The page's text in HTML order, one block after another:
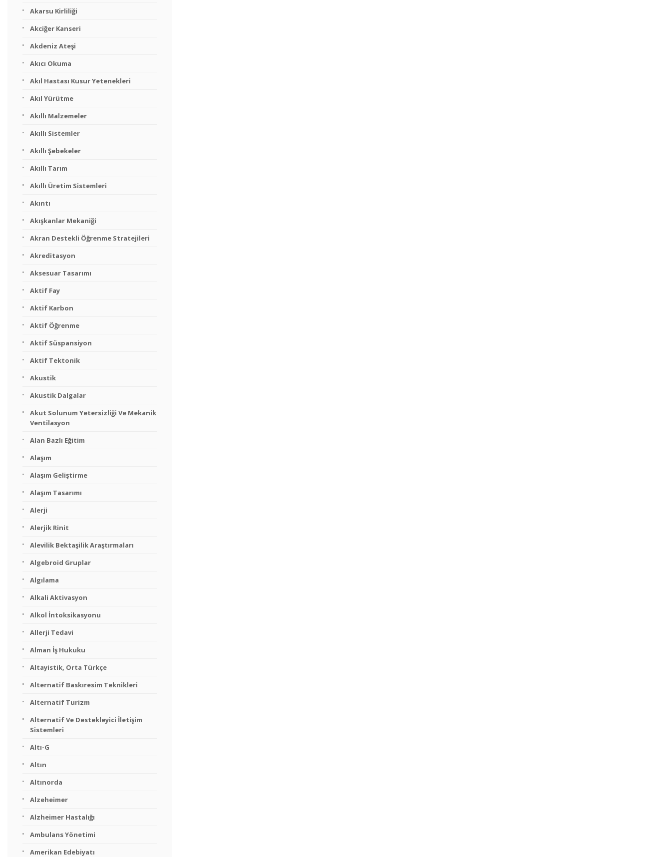
Akarsu Kirliliği
Akciğer Kanseri
Akdeniz Ateşi
Akıcı Okuma
Akıl Hastası Kusur Yetenekleri
Akıl Yürütme
Akıllı Malzemeler
Akıllı Sistemler
Akıllı Şebekeler
Akıllı Tarım
Akıllı Üretim Sistemleri
Akıntı
Akışkanlar Mekaniği
Akran Destekli Öğrenme Stratejileri
Akreditasyon
Aksesuar Tasarımı
Aktif Fay
Aktif Karbon
Aktif Öğrenme
Aktif Süspansiyon
Aktif Tektonik
Akustik
Akustik Dalgalar
Akut Solunum Yetersizliği Ve Mekanik
Ventilasyon
Alan Bazlı Eğitim
Alaşım
Alaşım Geliştirme
Alaşım Tasarımı
Alerji
Alerjik Rinit
Alevilik Bektaşilik Araştırmaları
Algebroid Gruplar
Algılama
Alkali Aktivasyon
Alkol İntoksikasyonu
Allerji Tedavi
Alman İş Hukuku
Altayistik, Orta Türkçe
Alternatif Baskıresim Teknikleri
Alternatif Turizm
Alternatif Ve Destekleyici İletişim
Sistemleri
Altı-G
Altın
Altınorda
Alzeheimer
Alzheimer Hastalığı
Ambulans Yönetimi
Amerikan Edebiyatı